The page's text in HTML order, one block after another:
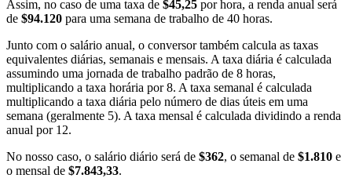
Assim, no caso de uma taxa de $45,25 por hora, a renda anual será
de $94.120 para uma semana de trabalho de 40 horas.
Junto com o salário anual, o conversor também calcula as taxas
equivalentes diárias, semanais e mensais. A taxa diária é calculada
assumindo uma jornada de trabalho padrão de 8 horas,
multiplicando a taxa horária por 8. A taxa semanal é calculada
multiplicando a taxa diária pelo número de dias úteis em uma
semana (geralmente 5). A taxa mensal é calculada dividindo a renda
anual por 12.
No nosso caso, o salário diário será de $362, o semanal de $1.810 e
o mensal de $7.843,33.